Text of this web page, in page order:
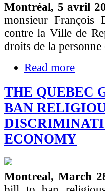
Montréal, 5 avril
monsieur François
contre la Ville de
droits de la
Read more
THE QUEBEC
BAN
ECONOMY
Montreal, March